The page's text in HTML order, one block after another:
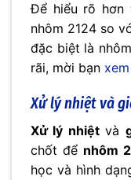
Để hiểu rõ hơn
nhôm 2124 so
đặc biệt là
rãi, mời bạn
Xử lý nhiệt và
Xử lý nhiệtvà
chốt để nhôm
học và hình